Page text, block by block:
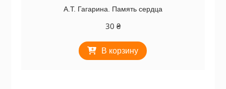
А.Т. Гагарина. Память сердца
30 ₴
В корзину